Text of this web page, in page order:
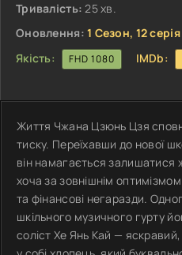
Тривалість: 25 хв.
Оновлення: 1 Сезон, 12 серія
Якість:
FHD 1080 IMDb:
Життя Чжана Цзюнь Цзя
тиску. Переїхавши до нової
він намагається залишатися
хоча за зовнішнім
та фінансові негаразди.
шкільного музичного гурту
соліст Хе Янь Кай —